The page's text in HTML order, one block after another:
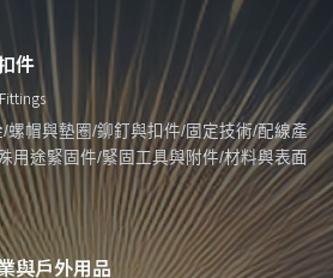
件
螺帽與墊圈/鉚釘與扣件/固定技術/配線產
用途緊固件/緊固工具與附件/材料與表面
與戶外用品